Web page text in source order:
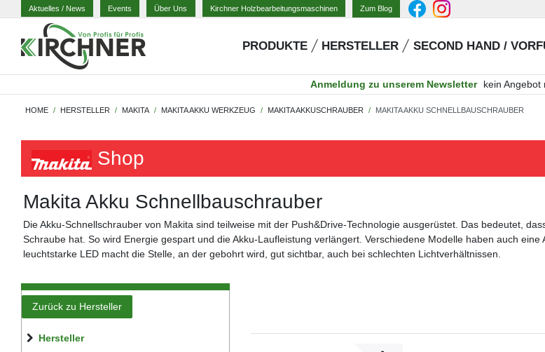
Aktuelles / News Events Über Uns Kirchner Holzbearbeitungsmaschinen Zum Blog
PRODUKTE HERSTELLER SECOND HAND /
Anmeldung zu unserem Newsletter kein Angebot
HOME HERSTELLER MAKITA MAKITA AKKU WERKZEUG MAKITA AKKUSCHRAUBER MAKITA AKKU SCHNELLBAUSCHRAUBER
Shop
Makita Akku Schnellbauschrauber
Die Akku-Schnellschrauber von Makita sind teilweise mit der Push&Drive-Technologie ausgerüstet. Das bedeutet,
Schraube hat. So wird Energie gespart und die Akku-Laufleistung verlängert. Verschiedene Modelle haben auch
leuchtstarke LED macht die Stelle, an der gebohrt wird, gut sichtbar, auch bei schlechten Lichtverhältnissen.
Zurück zu Hersteller
Hersteller